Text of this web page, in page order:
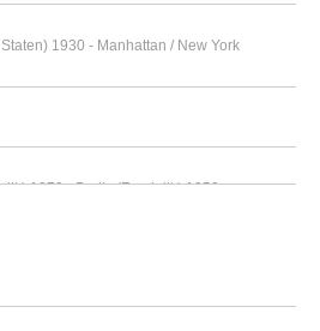
1930 - Manhattan / New York
1870 - Parijs (Frankrijk) 1950
1996